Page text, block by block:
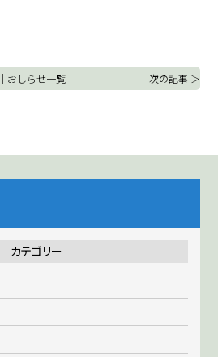
｜ おしらせ一覧｜ 次の記事 ＞
カテゴリー